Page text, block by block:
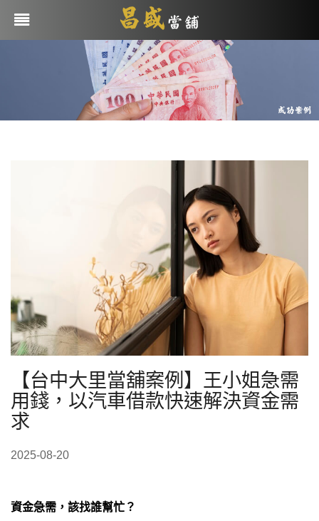
【台中大里當舖案例】王小姐急需
用錢，以汽車借款快速解決資金需
求
2025-08-20
資金急需，該找誰幫忙？